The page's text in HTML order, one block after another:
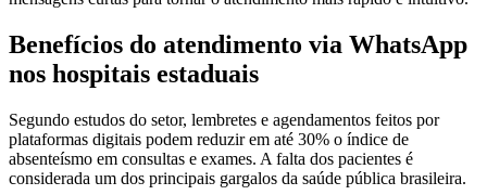
Benefícios do atendimento via WhatsApp
nos hospitais estaduais
Segundo estudos do setor, lembretes e agendamentos feitos por
plataformas digitais podem reduzir em até 30% o índice de
absenteísmo em consultas e exames. A falta dos pacientes é
considerada um dos principais gargalos da saúde pública brasileira.